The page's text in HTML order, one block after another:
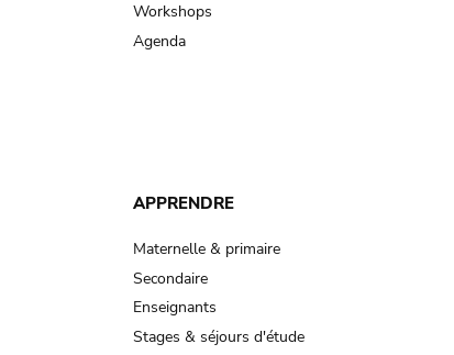
Workshops
Agenda
APPRENDRE
Maternelle & primaire
Secondaire
Enseignants
Stages & séjours d'étude